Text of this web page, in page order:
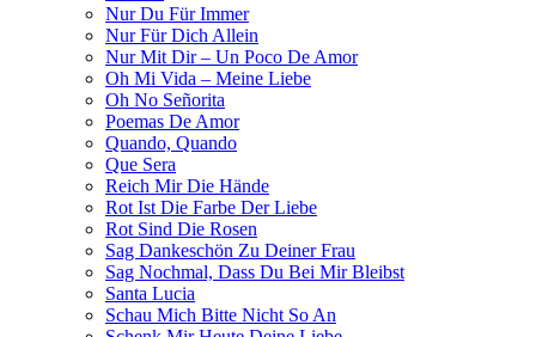
Nur Du Für Immer
Nur Für Dich Allein
Nur Mit Dir – Un Poco De Amor
Oh Mi Vida – Meine Liebe
Oh No Señorita
Poemas De Amor
Quando, Quando
Que Sera
Reich Mir Die Hände
Rot Ist Die Farbe Der Liebe
Rot Sind Die Rosen
Sag Dankeschön Zu Deiner Frau
Sag Nochmal, Dass Du Bei Mir Bleibst
Santa Lucia
Schau Mich Bitte Nicht So An